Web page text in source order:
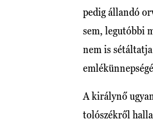
pedig állandó
sem, legutóbbi
nem is
A királynő
tolószékről